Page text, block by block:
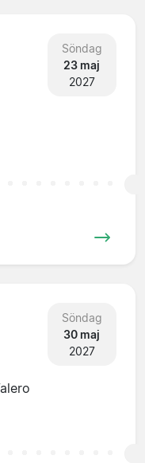
Söndag
23 maj
2027
Söndag
30 maj
2027